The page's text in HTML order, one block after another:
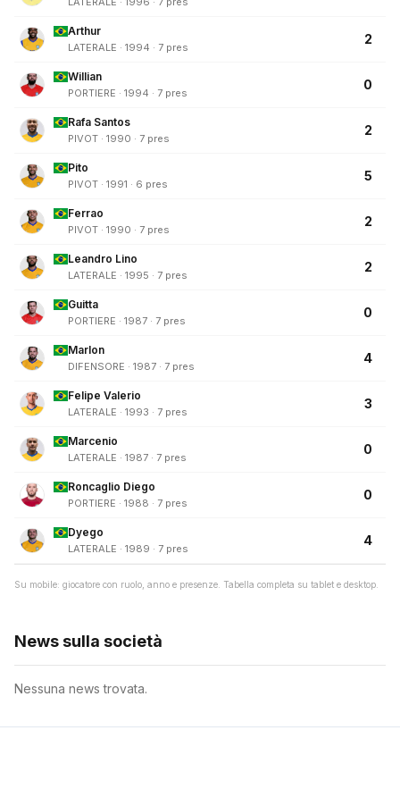
Arthur
LATERALE · 1994 · 7 pres
2
Willian
PORTIERE · 1994 · 7 pres
0
Rafa Santos
PIVOT · 1990 · 7 pres
2
Pito
PIVOT · 1991 · 6 pres
5
Ferrao
PIVOT · 1990 · 7 pres
2
Leandro Lino
LATERALE · 1995 · 7 pres
2
Guitta
PORTIERE · 1987 · 7 pres
0
Marlon
DIFENSORE · 1987 · 7 pres
4
Felipe Valerio
LATERALE · 1993 · 7 pres
3
Marcenio
LATERALE · 1987 · 7 pres
0
Roncaglio Diego
PORTIERE · 1988 · 7 pres
0
Dyego
LATERALE · 1989 · 7 pres
4
Su mobile: giocatore con ruolo, anno e presenze. Tabella completa su tablet e desktop.
News sulla società
Nessuna news trovata.